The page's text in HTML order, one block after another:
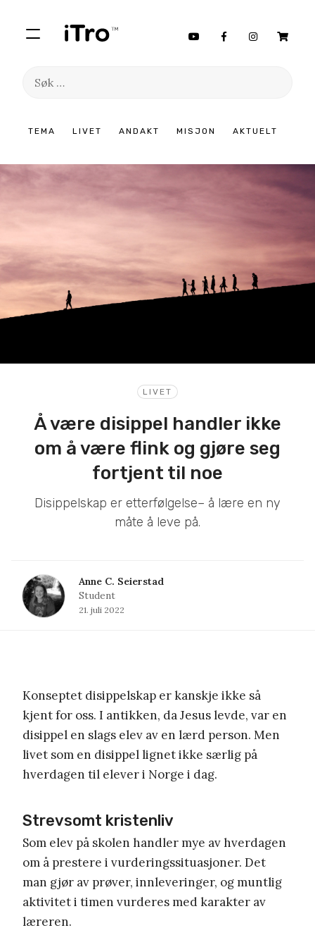
TEMA LIVET ANDAKT MISJON AKTUELT
Søk
innhold
LIVET
Å være disippel handler ikke
om å være flink og gjøre seg
fortjent til noe
Disippelskap er etterfølgelse– å lære en ny
måte å leve på.
Anne C. Seierstad
Student
21. juli 2022
Konseptet disippelskap er kanskje ikke så
kjent for oss. I antikken, da Jesus levde, var en
disippel en slags elev av en lærd person. Men
livet som en disippel lignet ikke særlig på
hverdagen til elever i Norge i dag.
Strevsomt kristenliv
Som elev på skolen handler mye av hverdagen
om å prestere i vurderingssituasjoner. Det
man gjør av prøver, innleveringer, og muntlig
aktivitet i timen vurderes med karakter av
læreren.